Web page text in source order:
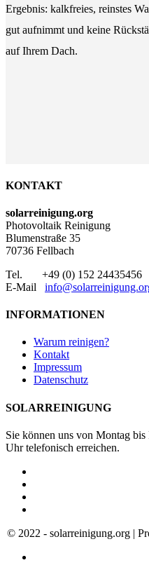
Ergebnis: kalkfreies, reinstes
gut aufnimmt und keine
auf Ihrem Dach.
KONTAKT
solarreinigung.org
Photovoltaik Reinigung
Blumenstraße 35
70736 Fellbach
Tel. +49 (0) 152 24435456
E-Mail
INFORMATIONEN
Warum reinigen?
Kontakt
Impressum
Datenschutz
SOLARREINIGUNG
Sie können uns von Montag
Uhr telefonisch erreichen.
© 2022 - solarreinigung.org |